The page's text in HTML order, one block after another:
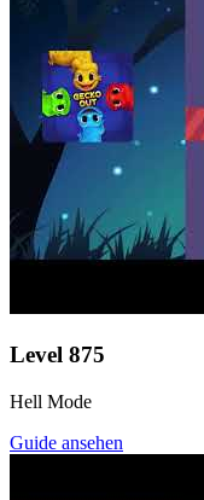
Level 875
Hell Mode
Guide ansehen